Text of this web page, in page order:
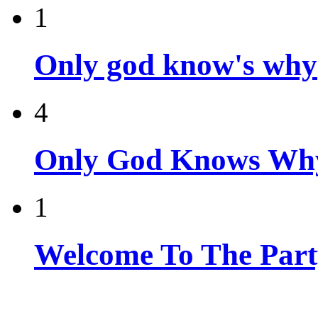
1
Only god know's why
4
Only God Knows
1
Welcome To The